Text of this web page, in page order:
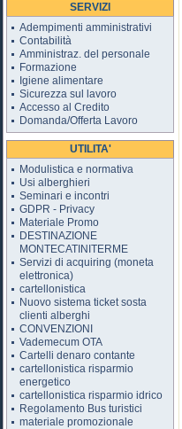
SERVIZI
Adempimenti amministrativi
Contabilità
Amministraz. del personale
Formazione
Igiene alimentare
Sicurezza sul lavoro
Accesso al Credito
Domanda/Offerta Lavoro
UTILITA'
Modulistica e normativa
Usi alberghieri
Seminari e incontri
GDPR - Privacy
Materiale Promo
DESTINAZIONE
MONTECATINITERME
Servizi di acquiring (moneta
elettronica)
cartellonistica
Nuovo sistema ticket sosta
clienti alberghi
CONVENZIONI
Vademecum OTA
Cartelli denaro contante
cartellonistica risparmio
energetico
cartellonistica risparmio idrico
Regolamento Bus turistici
materiale promozionale